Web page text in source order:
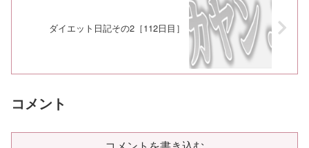
ダイエット日記その2［112日目］
コメント